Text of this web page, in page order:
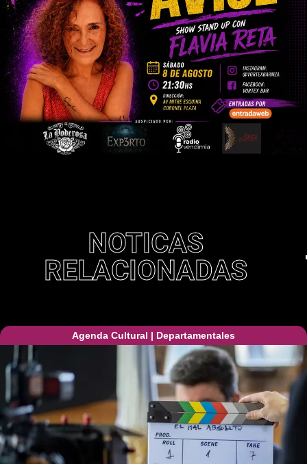
NOTICAS
RELACIONADAS
Agenda Cultural | Departamentales